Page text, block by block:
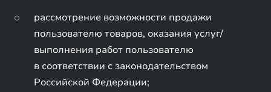
рассмотрение возможности продажи
пользователю товаров, оказания услуг/
выполнения работ пользователю
в соответствии с законодательством
Российской Федерации;